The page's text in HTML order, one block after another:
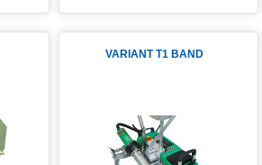
VARIANT T1 BAND